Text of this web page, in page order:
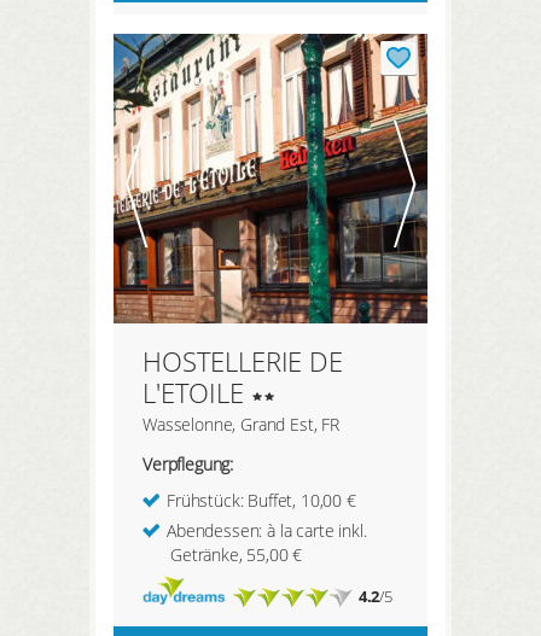
HOSTELLERIE DE
L'ETOILE
Wasselonne, Grand Est, FR
Verpflegung:
Frühstück: Buffet, 10,00 €
Abendessen: à la carte inkl.
Getränke, 55,00 €
4.2/5